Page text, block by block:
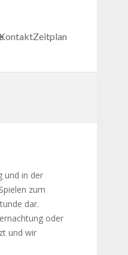
Zeitplan
und in der
zum
dar.
oder
und wir